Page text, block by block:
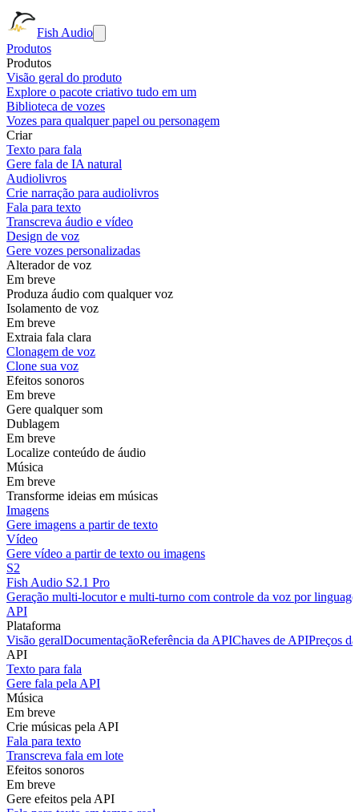
Fish Audio
Produtos
Produtos
Visão geral do produto
Explore o pacote criativo tudo em um
Biblioteca de vozes
Vozes para qualquer papel ou personagem
Criar
Texto para fala
Gere fala de IA natural
Audiolivros
Crie narração para audiolivros
Fala para texto
Transcreva áudio e vídeo
Design de voz
Gere vozes personalizadas
Alterador de voz
Em breve
Produza áudio com qualquer voz
Isolamento de voz
Em breve
Extraia fala clara
Clonagem de voz
Clone sua voz
Efeitos sonoros
Em breve
Gere qualquer som
Dublagem
Em breve
Localize conteúdo de áudio
Música
Em breve
Transforme ideias em músicas
Imagens
Gere imagens a partir de texto
Vídeo
Gere vídeo a partir de texto ou imagens
S2
Fish Audio S2.1 Pro
Geração multi-locutor e multi-turno com controle da voz por
API
Plataforma
Visão geralDocumentaçãoReferência da APIChaves de APIPreços
API
Texto para fala
Gere fala pela API
Música
Em breve
Crie músicas pela API
Fala para texto
Transcreva fala em lote
Efeitos sonoros
Em breve
Gere efeitos pela API